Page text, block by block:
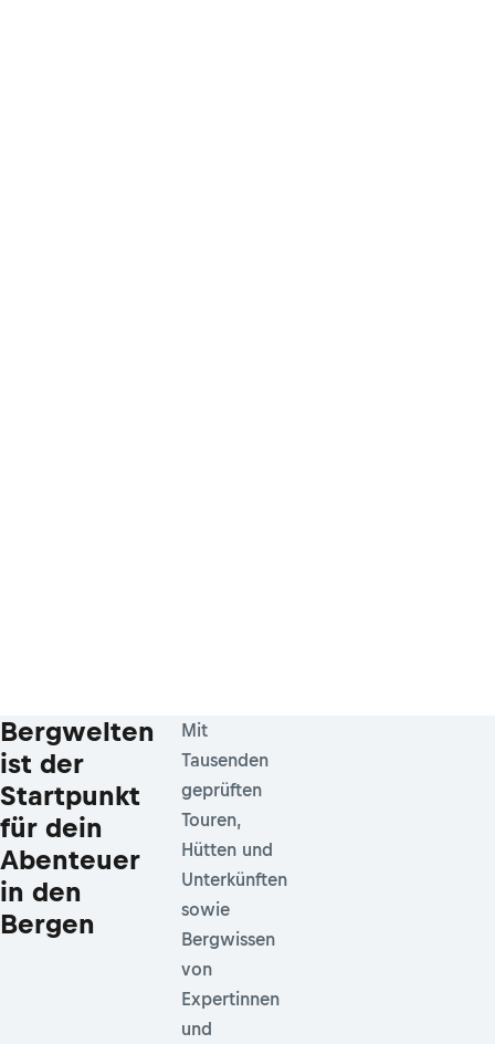
Bergwelten
ist der
Startpunkt
für dein
Abenteuer
in den
Bergen
Mit
Tausenden
geprüften
Touren,
Hütten und
Unterkünften
sowie
Bergwissen
von
Expertinnen
und